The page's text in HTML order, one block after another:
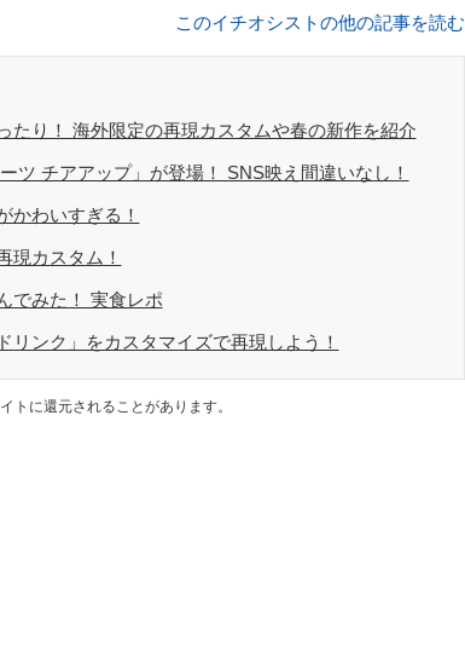
このイチオシストの他の記事を読む
たり！ 海外限定の再現カスタムや春の新作を紹介
ツ チアアップ」が登場！ SNS映え間違いなし！
かわいすぎる！
現カスタム！
でみた！ 実食レポ
ンク」をカスタマイズで再現しよう！
に還元されることがあります。